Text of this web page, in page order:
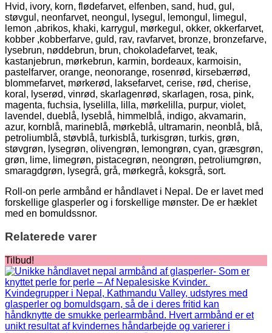
Hvid, ivory, korn, flødefarvet, elfenben, sand, hud, gul,
støvgul, neonfarvet, neongul, lysegul, lemongul, limegul,
lemon ,abrikos, khaki, karrygul, mørkegul, okker, okkerfarvet,
kobber ,kobberfarve, guld, rav, ravfarvet, bronze, bronzefarve,
lysebrun, nøddebrun, brun, chokoladefarvet, teak,
kastanjebrun, mørkebrun, karmin, bordeaux, karmoisin,
pastelfarver, orange, neonorange, rosenrød, kirsebærrød,
blommefarvet, mørkerød, laksefarvet, cerise, rød, cherise,
koral, lyserød, vinrød, skarlagenrød, skarlagen, rosa, pink,
magenta, fuchsia, lyselilla, lilla, mørkelilla, purpur, violet,
lavendel, dueblå, lyseblå, himmelblå, indigo, akvamarin,
azur, kornblå, marineblå, mørkeblå, ultramarin, neonblå, blå,
petroliumblå, støvblå, turkisblå, turkisgrøn, turkis, grøn,
støvgrøn, lysegrøn, olivengrøn, lemongrøn, cyan, græsgrøn,
grøn, lime, limegrøn, pistacegrøn, neongrøn, petroliumgrøn,
smaragdgrøn, lysegrå, grå, mørkegrå, koksgrå, sort.
Roll-on perle armbånd er håndlavet i Nepal. De er lavet med
forskellige glasperler og i forskellige mønster. De er hæklet
med en bomuldssnor.
Relaterede varer
Tilbud!